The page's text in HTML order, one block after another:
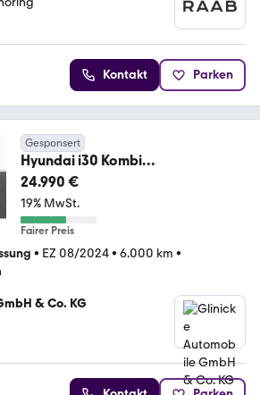
Kontakt Parken
Gesponsert
Hyundai i30 Kombi
ADVANTAGE*inkl.WinterRäder*Plu
sP*Navi*
24.990 €
19% MwSt.
Fairer Preis
• EZ 08/2024• 6.000 km •
& Co. KG